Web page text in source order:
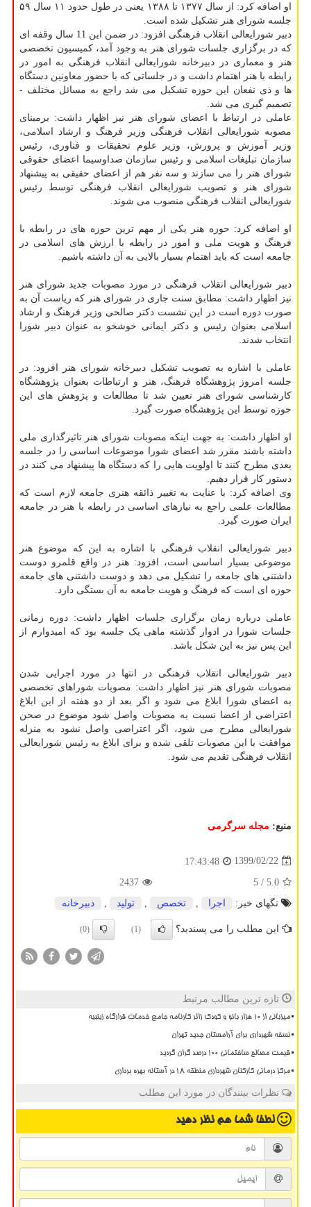
او اضافه کرد: از سال ۱۳۷۷ تا ۱۳۸۸ یعنی در طول حدود ۱۱ سال ۵۹
جلسه شورای هنر تشکیل شده است.
دبیر شورایعالی انقلاب فرهنگی افزود: در ضمن این 11 سال وقفه ­ای
که در برگزاری جلسات شورای هنر به وجود آمد، کمیسیون تخصصی
هنر و معماری در دبیرخانه شورایعالی انقلاب فرهنگی به امور در
رابطه با هنر اهتمام داشت و در جلساتی که با حضور معاونین دستگاه
­ها و ذی نفعان این حوزه تشکیل می شد راجع به مسائل مختلف ­
تصمیم گیری می ­شد.
عاملی در ارتباط با اعضای شورای هنر نیز اظهار داشت: برمبنای
مصوبه شورایعالی انقلاب فرهنگی وزیر فرهنگ و ارشاد اسلامی،
وزیر آموزش و پرورش، وزیر علوم تحقیقات و فناوری، رئیس
سازمان تبلیغات اسلامی و رئیس سازمان صداوسیما اعضای حقوقی
شورای هنر را می سازند و سه نفر هم از اعضای حقیقی به پیشنهاد
شورای هنر و تصویب شورایعالی انقلاب فرهنگی توسط رئیس
شورایعالی انقلاب فرهنگی منصوب می شوند.
او اضافه کرد: حوزه هنر یکی از مهم ترین حوزه­ های در رابطه با
فرهنگ و هویت ملی و امور در رابطه با ارزش ­های اسلامی در
جامعه است که باید اهتمام بسیار بالایی به آن داشته باشیم.
دبیر شورایعالی انقلاب فرهنگی در مورد مصوبات جدید شورای هنر
نیز اظهار داشت: مطابق سنت جاری در شورای هنر که ریاست آن به
صورت دوره است در این نشست دکتر صالحی وزیر فرهنگ و ارشاد
اسلامی بعنوان رئیس و دکتر ایمانی خوشخو به­ عنوان دبیر شورا
انتخاب شدند.
عاملی با اشاره به تصویب تشکیل دبیرخانه شورای هنر افزود: در
جلسه امروز پژوهشگاه فرهنگ، هنر و ارتباطات بعنوان پژوهشگاه
کارشناسی شورای هنر تعیین شد تا مطالعات و پژوهش های این
حوزه­ توسط این پژوهشگاه صورت گیرد.
او اظهار داشت: به جهت اینکه مصوبات شورای هنر تاثیرگذاری ملی
داشته باشند مقرر شد اعضای شورا موضوعات اساسی را در جلسه
بعدی مطرح کنند تا اولویت هایی را که دستگاه­ ها پیشنهاد می کنند در
دستور کار قرار دهیم.
وی اضافه کرد: با عنایت به تغییر ذائقه هنری جامعه لازم است که
مطالعات علمی راجع به نیازهای اساسی در رابطه با هنر در جامعه
ایران صورت گیرد.
دبیر شورایعالی انقلاب فرهنگی با اشاره به این که موضوع هنر
موضوعی بسیار اساسی است، افزود: هنر در واقع قلمرو دوست
داشتنی­ های جامعه را تشکیل می ­دهد و دوست داشتنی های جامعه
حوزه ­ای است که فرهنگ و هویت جامعه به آن بستگی دارد.
عاملی درباره زمان برگزاری جلسات اظهار داشت: دوره زمانی
جلسات شورا در ادوار گذشته ماهی یک جلسه بود که امیدوارم از
این پس نیز به این شکل باشد.
دبیر شورایعالی انقلاب فرهنگی در انتها در مورد اجرایی شدن
مصوبات شورای هنر نیز اظهار داشت: مصوبات شوراهای تخصصی
به اعضای شورا ابلاغ می شود و اگر بعد از دو هفته از این ابلاغ
اعتراضی از اعضا نسبت به مصوبات واصل شود موضوع در صحن
شورایعالی مطرح می ­شود، اگر اعتراضی واصل نشود به منزله
موافقت با این مصوبات تلقی شده و برای ابلاغ به رئیس شورایعالی
انقلاب فرهنگی تقدیم می شود.
منبع: مجله سرگرمی
1399/02/22
17:43:48
5.0
/ 5
2437
تگهای خبر:
اجرا تخصص تولید دبیرخانه
این مطلب را می پسندید؟ (1)
(0)
تازه ترین مطالب مرتبط
میزبانی از ۱۰ هزار بانو و کودک زائر کارنامه جامع خدمات قرارگاه زینبیه
نسخه شهرداری برای آرامستان جدید تهران
قیمت مصالح ساختمانی ۱۰۰ درصد گران گردید
مرکز درمانی کارکنان شهرداری منطقه ۱۸ در آستانه بهره برداری
نظرات بینندگان در مورد این مطلب
لطفا شما همنظر دهید